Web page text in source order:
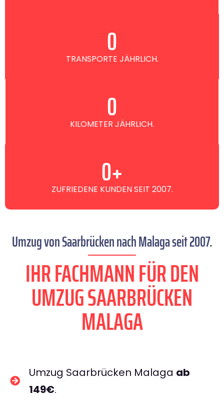
TRANSPORTE JÄHRLICH.
0
KILOMETER JÄHRLICH.
0
ZUFRIEDENE KUNDEN SEIT 2007.
0+
Umzug von Saarbrücken nach Malaga seit 2007.
IHR FACHMANN FÜR DEN
UMZUG SAARBRÜCKEN
MALAGA
Umzug Saarbrücken Malaga ab
149€.